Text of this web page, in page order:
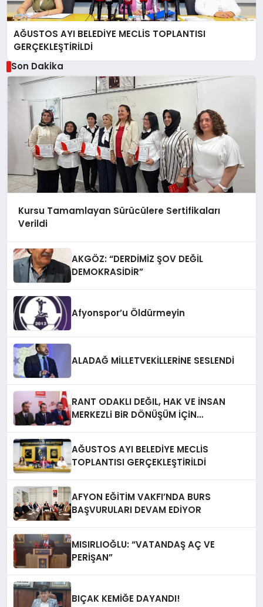
AĞUSTOS AYI BELEDİYE MECLİS TOPLANTISI
GERÇEKLEŞTİRİLDİ
Son Dakika
Kursu Tamamlayan Sürücülere Sertifikaları
Verildi
AKGÖZ: “DERDİMİZ ŞOV DEĞİL
DEMOKRASİDİR”
Afyonspor’u Öldürmeyin
ALADAĞ MİLLETVEKİLLERİNE SESLENDİ
RANT ODAKLI DEĞIL, HAK VE İNSAN
MERKEZLi BiR DÖNÜŞÜM İÇiN
AĞUSTOS AYI BELEDİYE MECLİS
TOPLANTISI GERÇEKLEŞTİRİLDİ
AFYON EĞİTİM VAKFI’NDA BURS
BAŞVURULARI DEVAM EDİYOR
MISIRLIOĞLU: “VATANDAŞ AÇ VE
PERİŞAN”
BIÇAK KEMİĞE DAYANDI!